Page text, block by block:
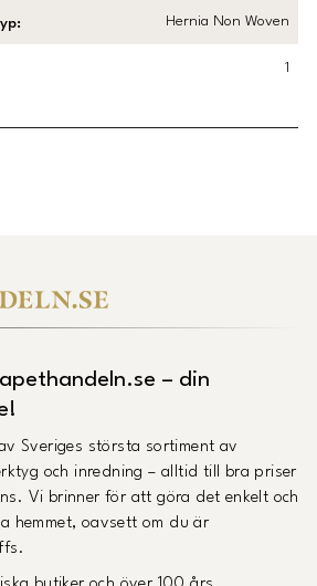
: Hernia Non Woven
1
– din
Sveriges största sortiment av
och inredning – alltid till bra priser
Vi brinner för att göra det enkelt och
hemmet, oavsett om du är